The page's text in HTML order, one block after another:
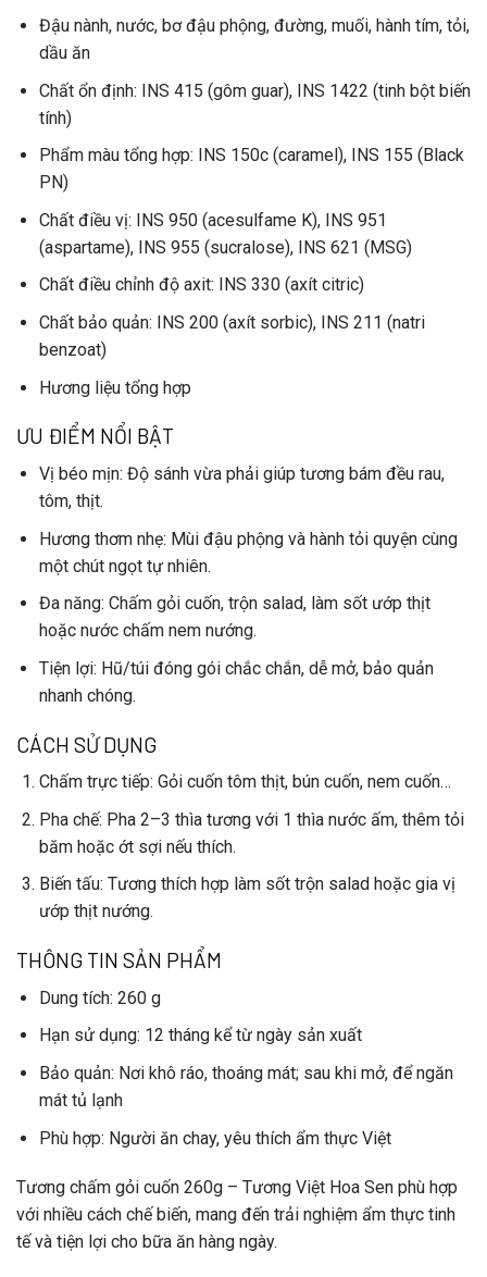
Đậu nành, nước, bơ đậu phộng, đường, muối, hành tím, tỏi,
dầu ăn
Chất ổn định: INS 415 (gôm guar), INS 1422 (tinh bột biến
tính)
Phẩm màu tổng hợp: INS 150c (caramel), INS 155 (Black
PN)
Chất điều vị: INS 950 (acesulfame K), INS 951
(aspartame), INS 955 (sucralose), INS 621 (MSG)
Chất điều chỉnh độ axit: INS 330 (axít citric)
Chất bảo quản: INS 200 (axít sorbic), INS 211 (natri
benzoat)
Hương liệu tổng hợp
ƯU ĐIỂM NỔI BẬT
Vị béo mịn: Độ sánh vừa phải giúp tương bám đều rau,
tôm, thịt.
Hương thơm nhẹ: Mùi đậu phộng và hành ­tỏi quyện cùng
một chút ngọt tự nhiên.
Đa năng: Chấm gỏi cuốn, trộn salad, làm sốt ướp thịt
hoặc nước chấm nem nướng.
Tiện lợi: Hũ/túi đóng gói chắc chắn, dễ mở, bảo quản
nhanh chóng.
CÁCH SỬ DỤNG
Chấm trực tiếp: Gỏi cuốn tôm thịt, bún cuốn, nem cuốn…
Pha chế: Pha 2–3 thìa tương với 1 thìa nước ấm, thêm tỏi
băm hoặc ớt sợi nếu thích.
Biến tấu: Tương thích hợp làm sốt trộn salad hoặc gia vị
ướp thịt nướng.
THÔNG TIN SẢN PHẨM
Dung tích: 260 g
Hạn sử dụng: 12 tháng kể từ ngày sản xuất
Bảo quản: Nơi khô ráo, thoáng mát; sau khi mở, để ngăn
mát tủ lạnh
Phù hợp: Người ăn chay, yêu thích ẩm thực Việt
Tương chấm gỏi cuốn 260g – Tương Việt Hoa Sen phù hợp
với nhiều cách chế biến, mang đến trải nghiệm ẩm thực tinh
tế và tiện lợi cho bữa ăn hàng ngày.